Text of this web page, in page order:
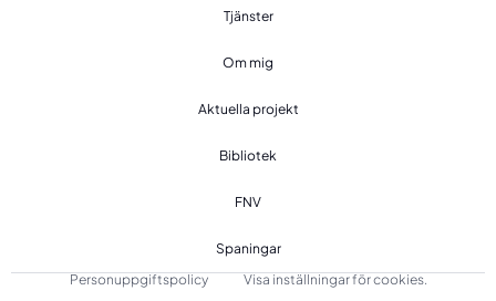
Tjänster
Om mig
Aktuella projekt
Bibliotek
FNV
Spaningar
Personuppgiftspolicy
Visa inställningar för cookies.